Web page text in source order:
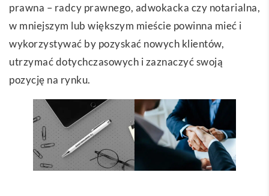
prawna – radcy prawnego, adwokacka czy notarialna,
w mniejszym lub większym mieście powinna mieć i
wykorzystywać by pozyskać nowych klientów,
utrzymać dotychczasowych i zaznaczyć swoją
pozycję na rynku.